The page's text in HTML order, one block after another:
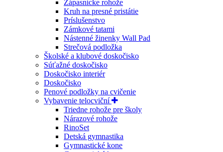
Zápasnícke rohože
Kruh na presné pristátie
Príslušenstvo
Zámkové tatami
Nástenné žinenky Wall Pad
Strečová podložka
Školské a klubové doskočisko
Súťažné doskočisko
Doskočisko interiér
Doskočisko
Penové podložky na cvičenie
Vybavenie telocviční
Triedne rohože pre školy
Nárazové rohože
RinoSet
Detská gymnastika
Gymnastické kone